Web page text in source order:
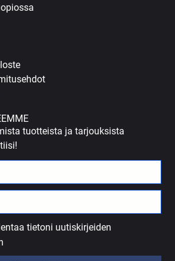
tuotteista ja tarjouksista
tietoni uutiskirjeiden